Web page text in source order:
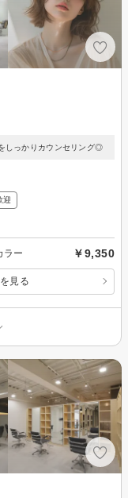
しっかりカウンセリング◎
迎
ラー ￥9,350
見る